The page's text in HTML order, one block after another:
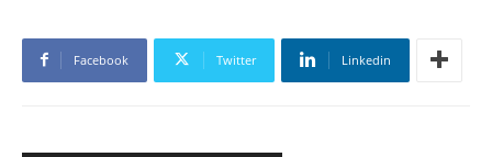
Facebook Twitter Linkedin